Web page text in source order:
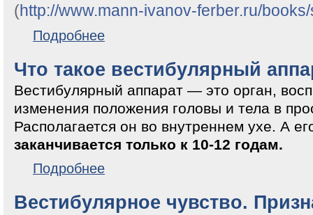
(http://www.mann-ivanov-ferber.ru/
Подробнее
Что такое вестибулярный
Вестибулярный аппарат — это орган,
изменения положения головы и тела в
Располагается он во внутреннем ухе. А
заканчивается только к 10-12 годам.
Подробнее
Вестибулярное чувство.